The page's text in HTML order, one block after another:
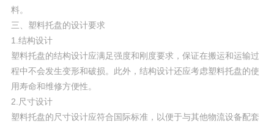
料。
三、塑料托盘的设计要求
1.结构设计
塑料托盘的结构设计应满足强度和刚度要求，保证在搬运和运输过
程中不会发生变形和破损。此外，结构设计还应考虑塑料托盘的使
用寿命和维修方便性。
2.尺寸设计
塑料托盘的尺寸设计应符合国际标准，以便于与其他物流设备配套